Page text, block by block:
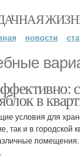
новости
в
условия для
так и в городской